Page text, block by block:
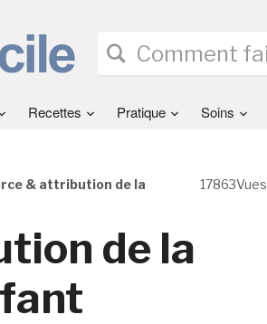
Recettes Pratique Soins
17863Vues
& attribution de la
de la